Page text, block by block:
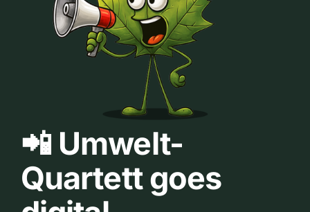
📲 Umwelt-
Quartett goes